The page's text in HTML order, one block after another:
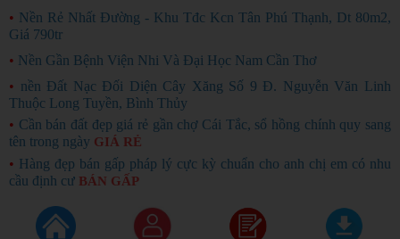
• Nền Rẻ Nhất Đường - Khu Tđc Kcn Tân Phú Thạnh, Dt 80m2,
Giá 790tr
• Nền Gần Bệnh Viện Nhi Và Đại Học Nam Cần Thơ
• nền Đất Nạc Đối Diện Cây Xăng Số 9 Đ. Nguyễn Văn Linh
Thuộc Long Tuyền, Bình Thủy
• Cần bán đất đẹp giá rẻ gần chợ Cái Tắc, sổ hồng chính quy sang
tên trong ngày GIÁ RẺ
• Hàng đẹp bán gấp pháp lý cực kỳ chuẩn cho anh chị em có nhu
cầu định cư BÁN GẤP
Copyright © 2026
Rao Vặt Miễn Phí